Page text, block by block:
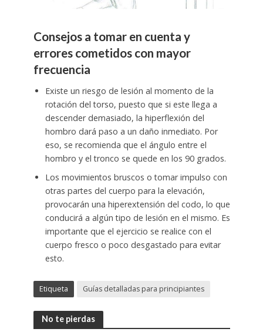
Consejos a tomar en cuenta y
errores cometidos con mayor
frecuencia
Existe un riesgo de lesión al momento de la
rotación del torso, puesto que si este llega a
descender demasiado, la hiperflexión del
hombro dará paso a un daño inmediato. Por
eso, se recomienda que el ángulo entre el
hombro y el tronco se quede en los 90 grados.
Los movimientos bruscos o tomar impulso con
otras partes del cuerpo para la elevación,
provocarán una hiperextensión del codo, lo que
conducirá a algún tipo de lesión en el mismo. Es
importante que el ejercicio se realice con el
cuerpo fresco o poco desgastado para evitar
esto.
Etiqueta Guías detalladas para principiantes
No te pierdas